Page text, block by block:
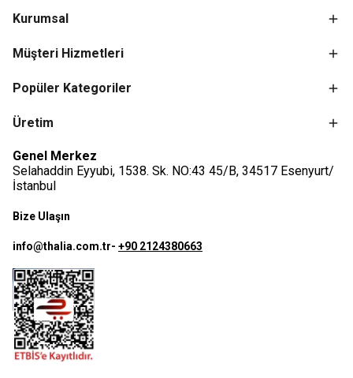
Kurumsal
Müşteri Hizmetleri
Popüler Kategoriler
Üretim
Genel Merkez
Selahaddin Eyyubi, 1538. Sk. NO:43 45/B, 34517 Esenyurt/
İstanbul
Bize Ulaşın
info@thalia.com.tr- +90 2124380663